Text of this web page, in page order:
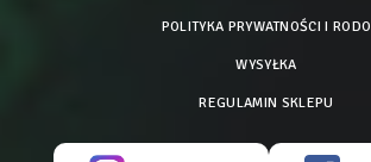
POLITYKA PRYWATNOŚCI I RODO
WYSYŁKA
REGULAMIN SKLEPU